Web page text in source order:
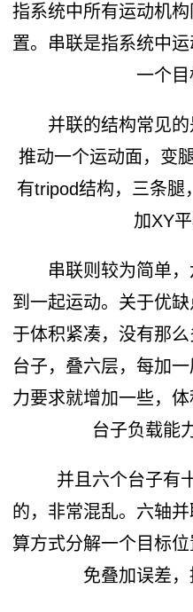
指系统中所有运动机
置。串联是指系统中
一个目
并联的结构常见的
推动一个运动面，变
有tripod结构，三条腿
加XY平
串联则较为简单，
到一起运动。关于优
于体积紧凑，没有那
台子，叠六层，每加
力要求就增加一些，
台子负载能
并且六个台子有十
的，非常混乱。六轴
算方式分解一个目标位
免叠加误差，